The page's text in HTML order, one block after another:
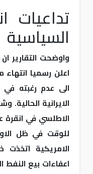
تداعيات
السياسية
واوضحت التقارير
اعلن رسميا
الى عدم رغبته في
الايرانية
الاطلسي في انقرة
للوقت في ظل
الامريكية
اعفاءات بيع النفط